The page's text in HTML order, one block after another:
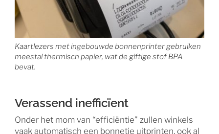
Kaartlezers met ingebouwde bonnenprinter gebruiken
meestal thermisch papier, wat de giftige stof BPA
bevat.
Verassend inefficïent
Onder het mom van “efficiëntie” zullen winkels
vaak automatisch een bonnetje uitprinten, ook al